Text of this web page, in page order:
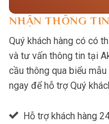
NHẬN THÔNG
Quý khách hàng có có
và tư vấn thông tin tại
cầu thông qua biểu
ngay để hỗ trợ Quý
Hỗ trợ khách hàng